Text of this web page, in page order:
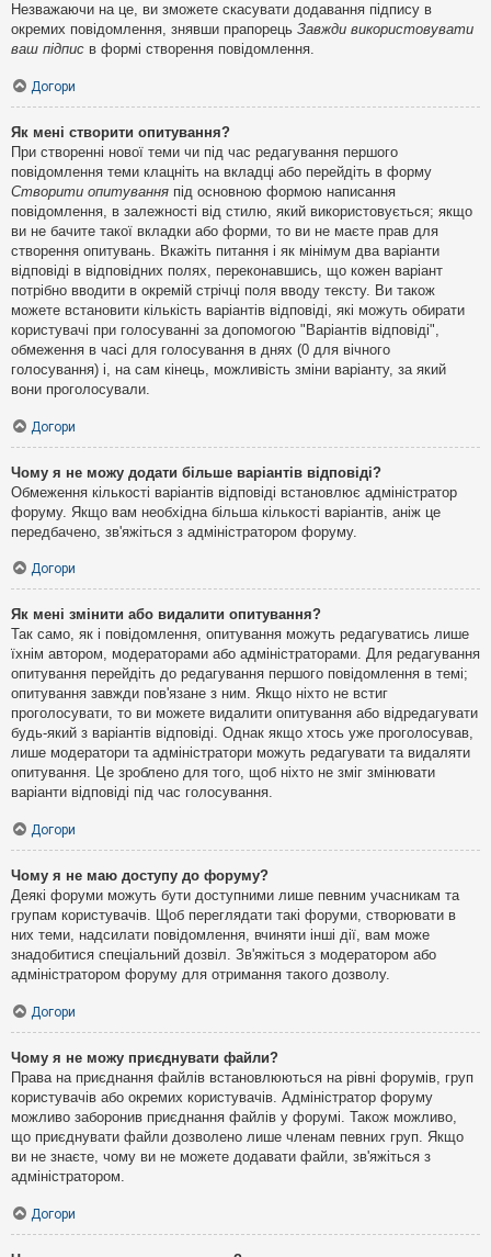
Незважаючи на це, ви зможете скасувати додавання підпису в
окремих повідомлення, знявши прапорець Завжди використовувати
ваш підпис в формі створення повідомлення.
Догори
Як мені створити опитування?
При створенні нової теми чи під час редагування першого
повідомлення теми клацніть на вкладці або перейдіть в форму
Створити опитування під основною формою написання
повідомлення, в залежності від стилю, який використовується; якщо
ви не бачите такої вкладки або форми, то ви не маєте прав для
створення опитувань. Вкажіть питання і як мінімум два варіанти
відповіді в відповідних полях, переконавшись, що кожен варіант
потрібно вводити в окремій стрічці поля вводу тексту. Ви також
можете встановити кількість варіантів відповіді, які можуть обирати
користувачі при голосуванні за допомогою "Варіантів відповіді",
обмеження в часі для голосування в днях (0 для вічного
голосування) і, на сам кінець, можливість зміни варіанту, за який
вони проголосували.
Догори
Чому я не можу додати більше варіантів відповіді?
Обмеження кількості варіантів відповіді встановлює адміністратор
форуму. Якщо вам необхідна більша кількості варіантів, аніж це
передбачено, зв'яжіться з адміністратором форуму.
Догори
Як мені змінити або видалити опитування?
Так само, як і повідомлення, опитування можуть редагуватись лише
їхнім автором, модераторами або адміністраторами. Для редагування
опитування перейдіть до редагування першого повідомлення в темі;
опитування завжди пов'язане з ним. Якщо ніхто не встиг
проголосувати, то ви можете видалити опитування або відредагувати
будь-який з варіантів відповіді. Однак якщо хтось уже проголосував,
лише модератори та адміністратори можуть редагувати та видаляти
опитування. Це зроблено для того, щоб ніхто не зміг змінювати
варіанти відповіді під час голосування.
Догори
Чому я не маю доступу до форуму?
Деякі форуми можуть бути доступними лише певним учасникам та
групам користувачів. Щоб переглядати такі форуми, створювати в
них теми, надсилати повідомлення, вчиняти інші дії, вам може
знадобитися спеціальний дозвіл. Зв'яжіться з модератором або
адміністратором форуму для отримання такого дозволу.
Догори
Чому я не можу приєднувати файли?
Права на приєднання файлів встановлюються на рівні форумів, груп
користувачів або окремих користувачів. Адміністратор форуму
можливо заборонив приєднання файлів у форумі. Також можливо,
що приєднувати файли дозволено лише членам певних груп. Якщо
ви не знаєте, чому ви не можете додавати файли, зв'яжіться з
адміністратором.
Догори